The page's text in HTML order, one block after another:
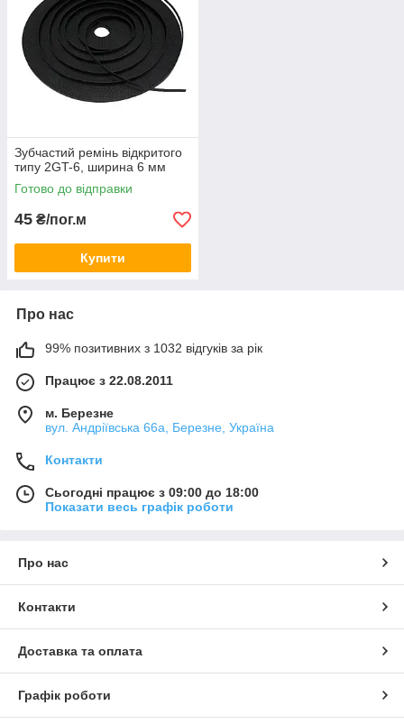
Зубчастий ремінь відкритого
типу 2GT-6, ширина 6 мм
Готово до відправки
45 ₴/пог.м
Купити
Про нас
99% позитивних з 1032 відгуків за рік
Працює з 22.08.2011
м. Березне
вул. Андріївська 66а, Березне, Україна
Контакти
Сьогодні працює з 09:00 до 18:00
Показати весь графік роботи
Про нас
Контакти
Доставка та оплата
Графік роботи